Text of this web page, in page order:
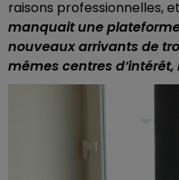
raisons professionnelles,
manquait une
nouveaux arrivants de
mêmes centres